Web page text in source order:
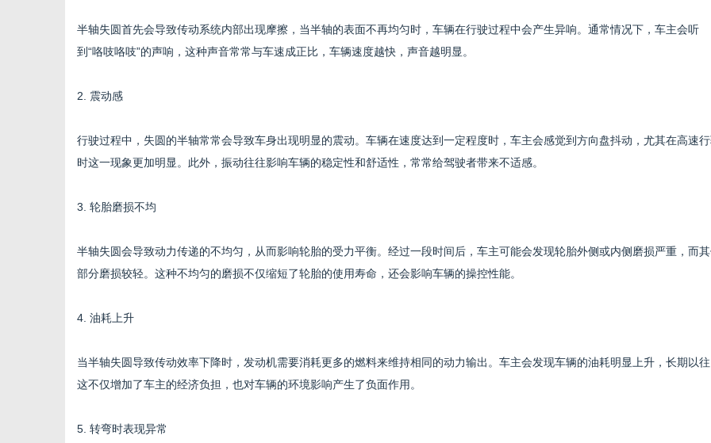
半轴失圆首先会导致传动系统内部出现摩擦，当半轴的表面不再均匀时，车辆在行驶过程中会产生异响。通常情况下，车主会听
到“咯吱咯吱”的声响，这种声音常常与车速成正比，车辆速度越快，声音越明显。
2. 震动感
行驶过程中，失圆的半轴常常会导致车身出现明显的震动。车辆在速度达到一定程度时，车主会感觉到方向盘抖动，尤其在高速
时这一现象更加明显。此外，振动往往影响车辆的稳定性和舒适性，常常给驾驶者带来不适感。
3. 轮胎磨损不均
半轴失圆会导致动力传递的不均匀，从而影响轮胎的受力平衡。经过一段时间后，车主可能会发现轮胎外侧或内侧磨损严重，而
部分磨损较轻。这种不均匀的磨损不仅缩短了轮胎的使用寿命，还会影响车辆的操控性能。
4. 油耗上升
当半轴失圆导致传动效率下降时，发动机需要消耗更多的燃料来维持相同的动力输出。车主会发现车辆的油耗明显上升，长期以
这不仅增加了车主的经济负担，也对车辆的环境影响产生了负面作用。
5. 转弯时表现异常